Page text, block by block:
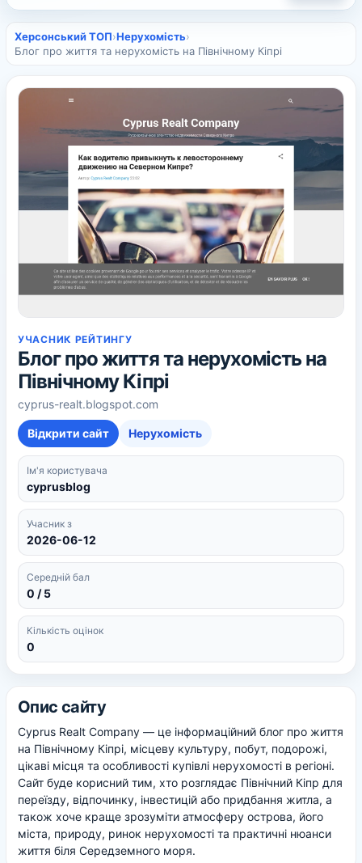
Херсонський ТОП›Нерухомість›
Блог про життя та нерухомість на Північному Кіпрі
УЧАСНИК РЕЙТИНГУ
Блог про життя та нерухомість на
Північному Кіпрі
cyprus-realt.blogspot.com
Відкрити сайт Нерухомість
Ім'я користувача
cyprusblog
Учасник з
2026-06-12
Середній бал
0 / 5
Кількість оцінок
0
Опис сайту
Cyprus Realt Company — це інформаційний блог про життя
на Північному Кіпрі, місцеву культуру, побут, подорожі,
цікаві місця та особливості купівлі нерухомості в регіоні.
Сайт буде корисний тим, хто розглядає Північний Кіпр для
переїзду, відпочинку, інвестицій або придбання житла, а
також хоче краще зрозуміти атмосферу острова, його
міста, природу, ринок нерухомості та практичні нюанси
життя біля Середземного моря.